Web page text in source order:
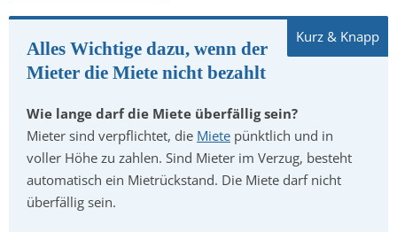
Alles Wichtige dazu, wenn der
Mieter die Miete nicht bezahlt
Wie lange darf die Miete überfällig sein?
Mieter sind verpflichtet, die Miete pünktlich und in
voller Höhe zu zahlen. Sind Mieter im Verzug, besteht
automatisch ein Mietrückstand. Die Miete darf nicht
überfällig sein.